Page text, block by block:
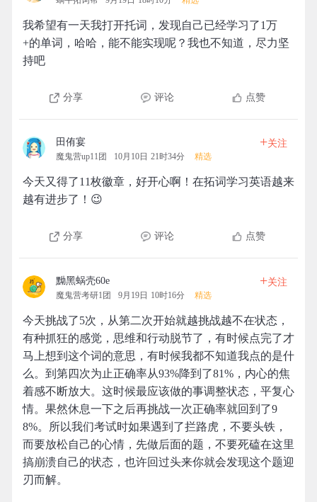
我希望有一天我打开托词，发现自己已经学习了1万
+的单词，哈哈，能不能实现呢？我也不知道，尽力坚
持吧
分享 评论 点赞
田侑宴
魔鬼营up11团 10月10日 21时34分 精选
+关注
今天又得了11枚徽章，好开心啊！在拓词学习英语越来
越有进步了！😉
分享 评论 点赞
黝黑蜗壳60e
魔鬼营考研1团 9月19日 10时16分 精选
+关注
今天挑战了5次，从第二次开始就越挑战越不在状态，
有种抓狂的感觉，思维和行动脱节了，有时候点完了才
马上想到这个词的意思，有时候我都不知道我点的是什
么。到第四次为止正确率从93%降到了81%，内心的焦
着感不断放大。这时候最应该做的事调整状态，平复心
情。果然休息一下之后再挑战一次正确率就回到了9
8%。所以我们考试时如果遇到了拦路虎，不要头铁，
而要放松自己的心情，先做后面的题，不要死磕在这里
搞崩溃自己的状态，也许回过头来你就会发现这个题迎
刃而解。